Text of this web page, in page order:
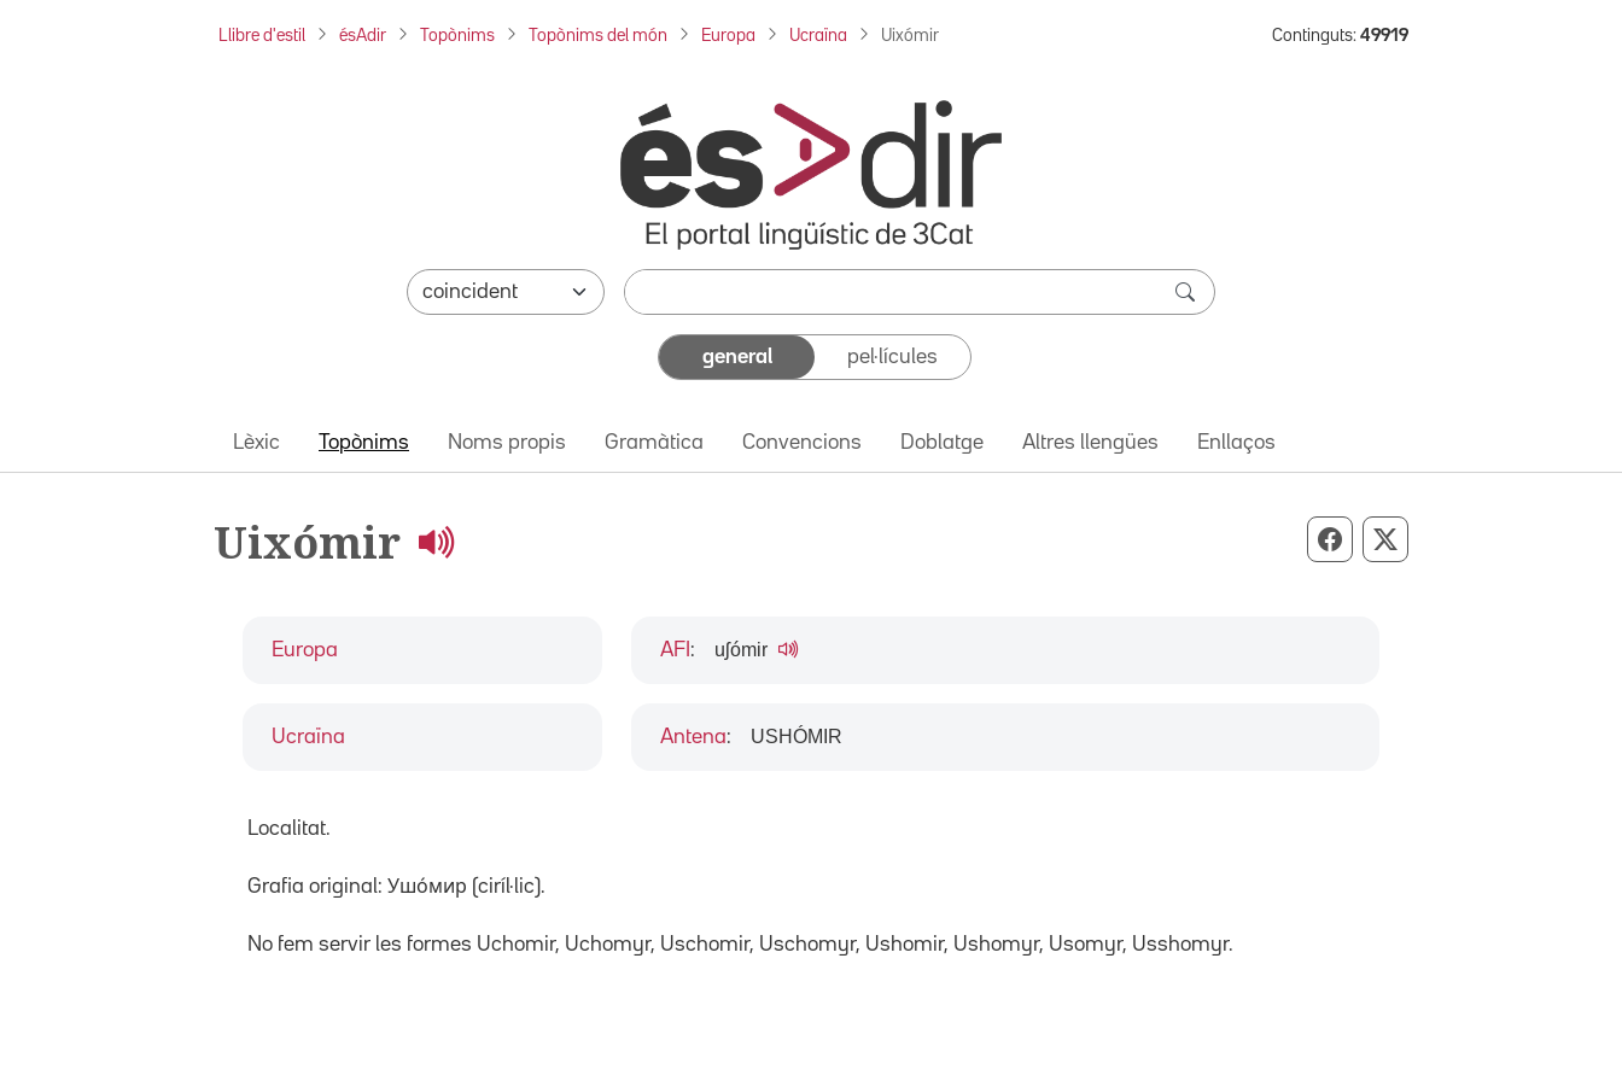
Llibre d'estil ésAdir Topònims Topònims del món Europa Ucraïna Uixómir Continguts: 49919
general pel·lícules
Lèxic Topònims Noms propis Gramàtica Convencions Doblatge Altres llengües Enllaços
Uixómir Compartir per Facebook
Compartir per X
Europa
Ucraïna
AFI : uʃómir
Antena: USHÓMIR
Localitat.
Grafia original: Ушо́мир (ciríl·lic).
No fem servir les formes Uchomir, Uchomyr, Uschomir, Uschomyr, Ushomir, Ushomyr, Usomyr, Usshomyr.